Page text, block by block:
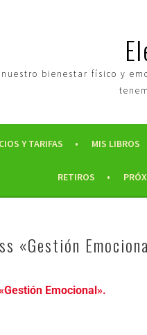
bienestar físico y
Y TARIFAS MIS LIBROS
RETIROS
«Gestión
Emocional».